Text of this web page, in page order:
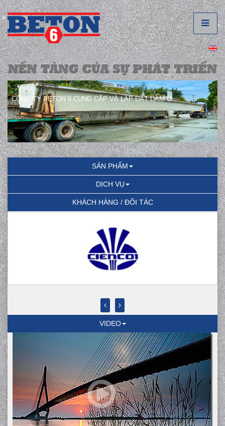
CÔNG TY BETON 6 CUNG CẤP VÀ LẮP ĐẶT DẦM U.
SẢN PHẨM
DỊCH VỤ
KHÁCH HÀNG / ĐỐI TÁC
VIDEO